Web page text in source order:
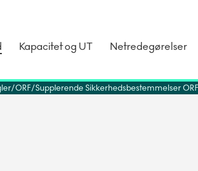
Kapacitet og UT Netredegørelser
ORF Supplerende Sikkerhedsbestemmelser ORF